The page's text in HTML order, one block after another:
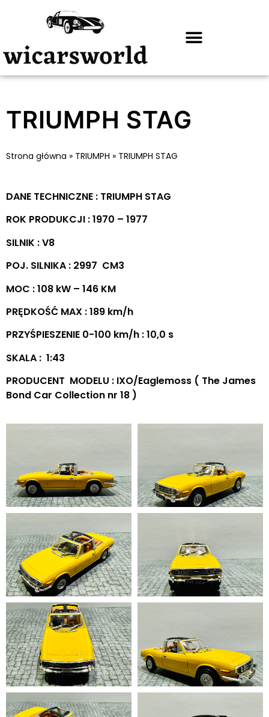
TRIUMPH STAG
Strona główna » TRIUMPH » TRIUMPH STAG
DANE TECHNICZNE : TRIUMPH STAG
ROK PRODUKCJI : 1970 – 1977
SILNIK : V8
POJ. SILNIKA : 2997 CM3
MOC : 108 kW – 146 KM
PRĘDKOŚĆ MAX : 189 km/h
PRZYŚPIESZENIE 0-100 km/h : 10,0 s
SKALA : 1:43
PRODUCENT MODELU : IXO/Eaglemoss ( The James
Bond Car Collection nr 18 )